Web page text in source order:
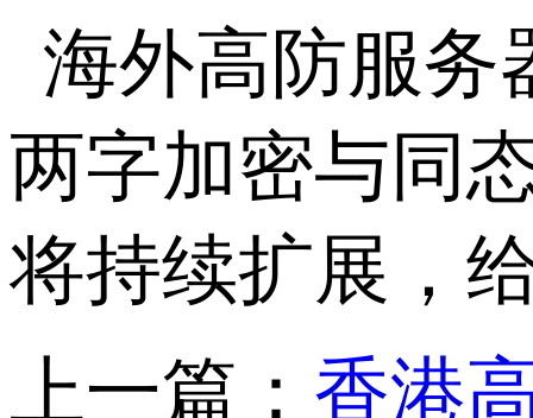
海外高防服务
两字加密与同
将持续扩展，
上一篇： 香港